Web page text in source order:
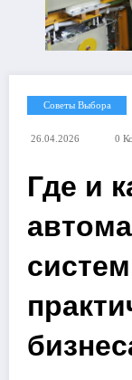
Советы Выбора
26.04.2026 0
Где и